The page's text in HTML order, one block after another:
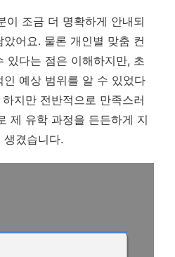
이 조금 더 명확하게 안내되
어요. 물론 개인별 맞춤 컨
있다는 점은 이해하지만, 초
예상 범위를 알 수 있었다
지만 전반적으로 만족스러
제 유학 과정을 든든하게 지
겼습니다.